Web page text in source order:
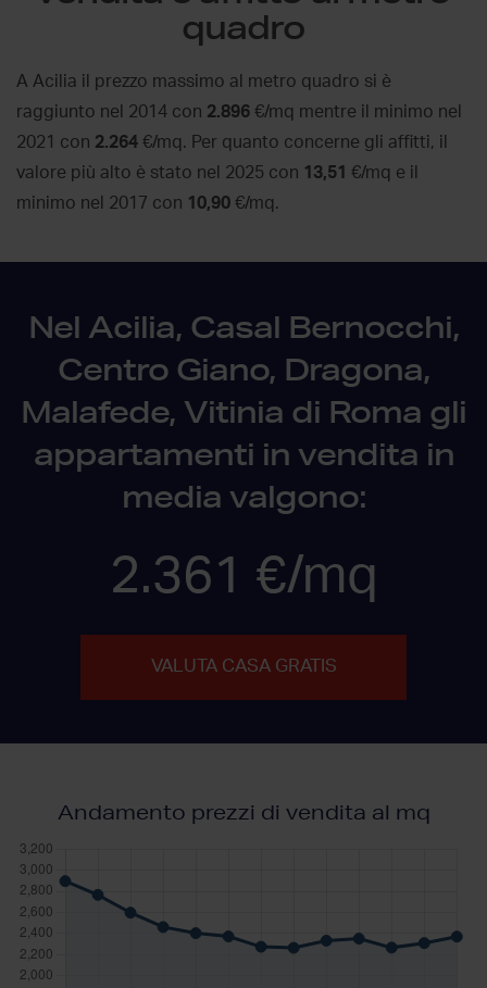
quadro
A Acilia il prezzo massimo al metro quadro si è
raggiunto nel 2014 con 2.896 €/mq mentre il minimo nel
2021 con 2.264 €/mq. Per quanto concerne gli affitti, il
valore più alto è stato nel 2025 con 13,51 €/mq e il
minimo nel 2017 con 10,90 €/mq.
Nel Acilia, Casal Bernocchi,
Centro Giano, Dragona,
Malafede, Vitinia di Roma gli
appartamenti in vendita in
media valgono:
2.361 €/mq
VALUTA CASA GRATIS
Andamento prezzi di vendita al mq